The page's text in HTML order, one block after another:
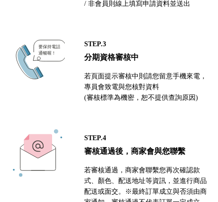
/ 非會員則線上填寫申請資料並送出
STEP.3
分期資格審核中
若頁面提示審核中則請您留意手機來電，
專員會致電與您核對資料
(審核標準為機密，恕不提供查詢原因)
STEP.4
審核通過後，商家會與您聯繫
若審核通過，商家會聯繫您再次確認款
式、顏色、配送地址等資訊，並進行商品
配送或面交。※最終訂單成立與否須由商